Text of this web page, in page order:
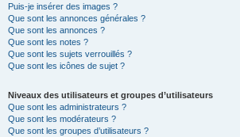
Puis-je insérer des images ?
Que sont les annonces générales ?
Que sont les annonces ?
Que sont les notes ?
Que sont les sujets verrouillés ?
Que sont les icônes de sujet ?
Niveaux des utilisateurs et groupes d’utilisateurs
Que sont les administrateurs ?
Que sont les modérateurs ?
Que sont les groupes d’utilisateurs ?